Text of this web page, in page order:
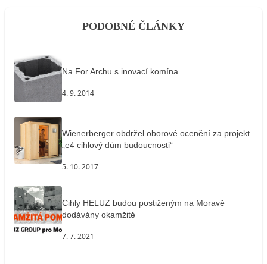
PODOBNÉ ČLÁNKY
Na For Archu s inovací komína
4. 9. 2014
Wienerberger obdržel oborové ocenění za projekt
„e4 cihlový dům budoucnosti“
5. 10. 2017
Cihly HELUZ budou postiženým na Moravě
dodávány okamžitě
7. 7. 2021